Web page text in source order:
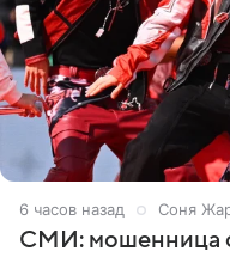
6 часов назад Соня
СМИ: мошенница